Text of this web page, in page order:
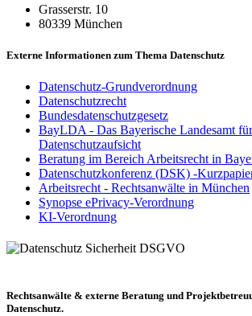
Grasserstr. 10
80339 München
Externe Informationen zum Thema Datenschutz
Datenschutz-Grundverordnung
Datenschutzrecht
Bundesdatenschutzgesetz
BayLDA - Das Bayerische Landesamt für
Datenschutzaufsicht
Beratung im Bereich Arbeitsrecht in
Datenschutzkonferenz (DSK) -
Arbeitsrecht - Rechtsanwälte in München
Synopse ePrivacy-Verordnung
KI-Verordnung
Rechtsanwälte & externe Beratung und
Datenschutz.